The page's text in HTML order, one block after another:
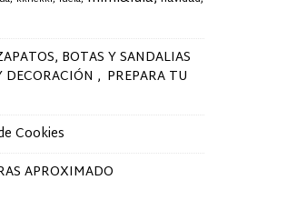
BOTAS Y SANDALIAS
DECORACIÓN
PREPARA TU
Cookies
APROXIMADO